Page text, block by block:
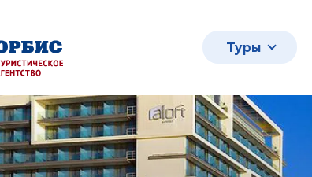
Туры